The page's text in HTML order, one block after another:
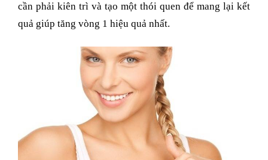
cần phải kiên trì và tạo một thói quen để mang lại kết
quả giúp tăng vòng 1 hiệu quả nhất.